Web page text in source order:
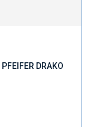
DRAKO